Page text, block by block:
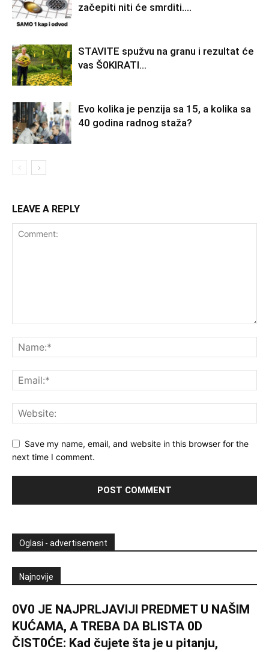
začepiti niti će smrditi….
STAVlTE spužvu na granu i rezultat će
vas Š0KlRATl…
Evo kolika je penzija sa 15, a kolika sa
40 godina radnog staža?
LEAVE A REPLY
Save my name, email, and website in this browser for the
next time I comment.
Oglasi - advertisement
Najnovije
0V0 JE NAJPRLJAVlJl PREDMET U NAŠlM
KUĆAMA, A TREBA DA BLISTA 0D
ČIST0ĆE: Kad čujete šta je u pitanju,